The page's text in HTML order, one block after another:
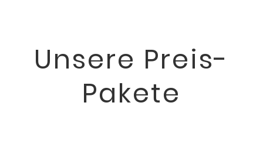
Unsere Preis-
Pakete